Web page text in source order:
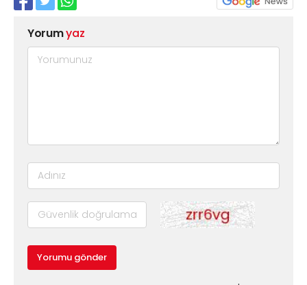
Yorumyaz
Yorumu gönder